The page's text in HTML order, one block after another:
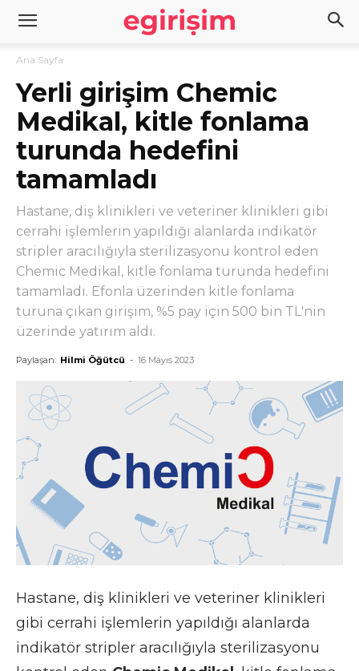
Ana Sayfa
Yerli girişim Chemic
Medikal, kitle fonlama
turunda hedefini
tamamladı
Hastane, diş klinikleri ve veteriner klinikleri gibi
cerrahi işlemlerin yapıldığı alanlarda indikatör
stripler aracılığıyla sterilizasyonu kontrol eden
Chemic Medikal, kitle fonlama turunda hedefini
tamamladı. Efonla üzerinden kitle fonlama
turuna çıkan girişim, %5 pay için 500 bin TL'nin
üzerinde yatırım aldı.
Paylaşan: Hilmi Öğütcü - 16 Mayıs 2023
Hastane, diş klinikleri ve veteriner klinikleri
gibi cerrahi işlemlerin yapıldığı alanlarda
indikatör stripler aracılığıyla sterilizasyonu